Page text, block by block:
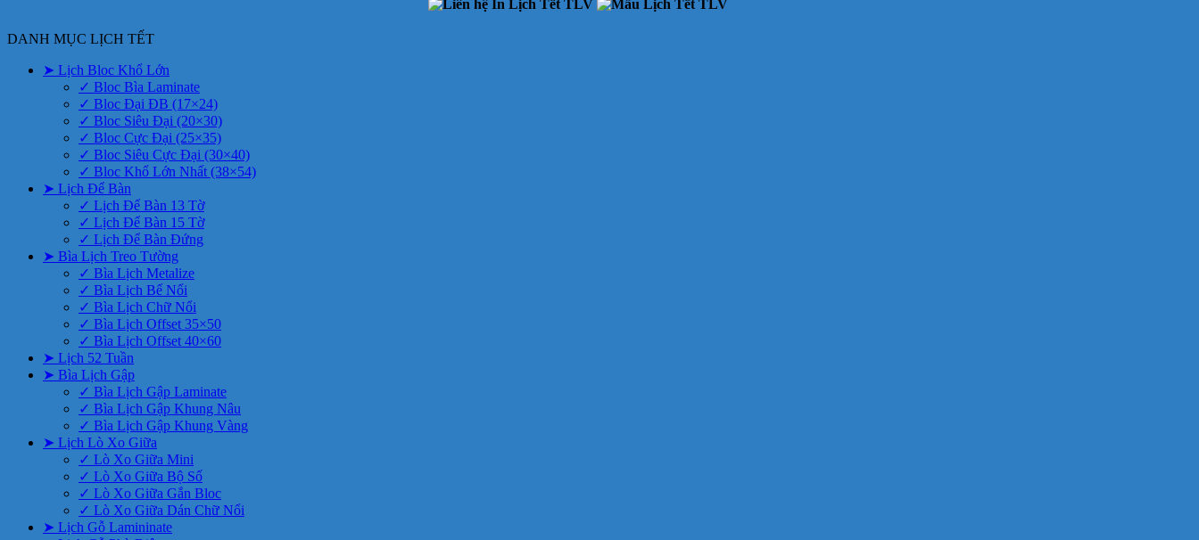
DANH MỤC LỊCH TẾT
➤ Lịch Bloc Khổ Lớn
✓ Bloc Bìa Laminate
✓ Bloc Đại ĐB (17×24)
✓ Bloc Siêu Đại (20×30)
✓ Bloc Cực Đại (25×35)
✓ Bloc Siêu Cực Đại (30×40)
✓ Bloc Khổ Lớn Nhất (38×54)
➤ Lịch Để Bàn
✓ Lịch Để Bàn 13 Tờ
✓ Lịch Để Bàn 15 Tờ
✓ Lịch Để Bàn Đứng
➤ Bìa Lịch Treo Tường
✓ Bìa Lịch Metalize
✓ Bìa Lịch Bế Nổi
✓ Bìa Lịch Chữ Nổi
✓ Bìa Lịch Offset 35×50
✓ Bìa Lịch Offset 40×60
➤ Lịch 52 Tuần
➤ Bìa Lịch Gập
✓ Bìa Lịch Gập Laminate
✓ Bìa Lịch Gập Khung Nâu
✓ Bìa Lịch Gập Khung Vàng
➤ Lịch Lò Xo Giữa
✓ Lò Xo Giữa Mini
✓ Lò Xo Giữa Bộ Số
✓ Lò Xo Giữa Gắn Bloc
✓ Lò Xo Giữa Dán Chữ Nổi
➤ Lịch Gỗ Lamininate